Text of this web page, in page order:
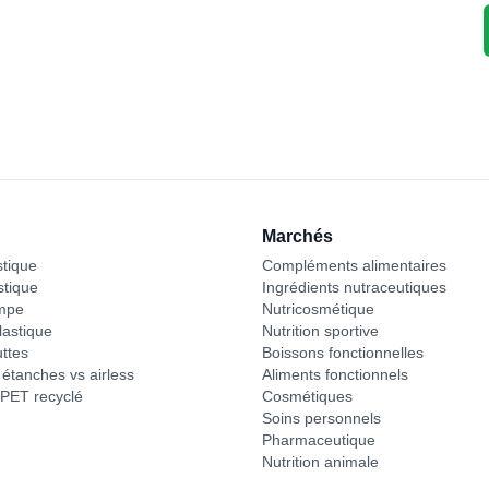
vs airless
recyclé
Marchés
Compléments alimentaires
Ingrédients nutraceutiques
Nutricosmétique
Nutrition sportive
Boissons fonctionnelles
Aliments fonctionnels
Cosmétiques
Soins personnels
Pharmaceutique
Nutrition animale